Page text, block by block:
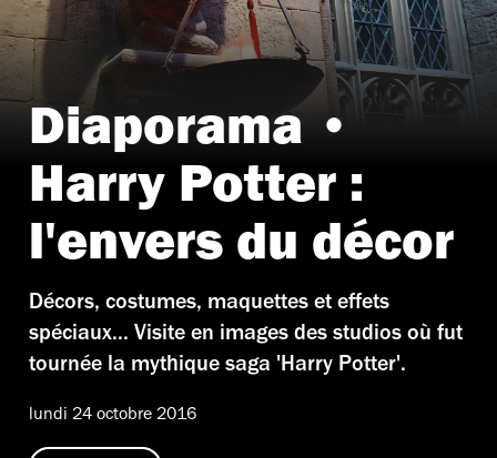
Diaporama •
Harry Potter :
l'envers du décor
Décors, costumes, maquettes et effets
spéciaux... Visite en images des studios où fut
tournée la mythique saga 'Harry Potter'.
lundi 24 octobre 2016